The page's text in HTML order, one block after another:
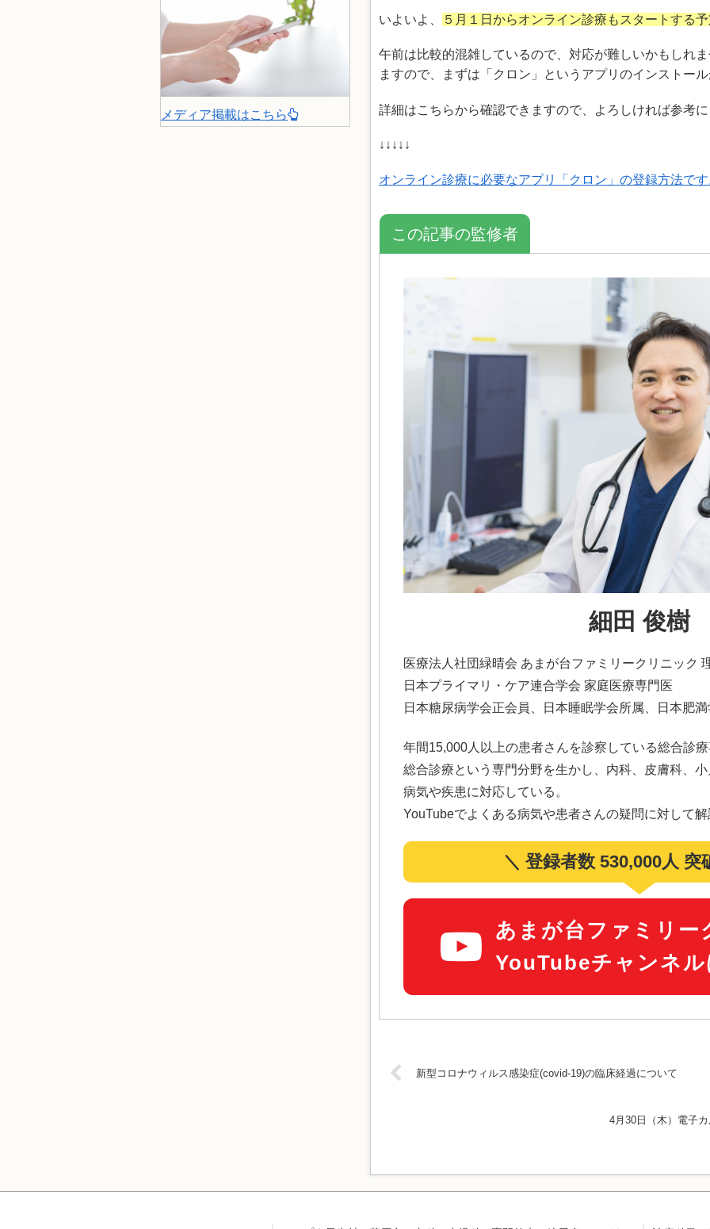
いよいよ、 ５月１日からオンライン診療もスタートする
午前は比較的混雑しているので、対応が難しいかもしれ
ますので、まずは「クロン」というアプリのインストー
詳細はこちらから確認できますので、よろしければ参考
↓↓↓↓↓
オンライン診療に必要なアプリ「クロン」の登録方法で
この記事の監修者
細田 俊樹
医療法人社団緑晴会 あまが台ファミリークリニック
日本プライマリ・ケア連合学会 家庭医療専門医
日本糖尿病学会正会員、日本睡眠学会所属、日本肥
年間15,000人以上の患者さんを診察している総合診
総合診療という専門分野を生かし、内科、皮膚科、
病気や疾患に対応している。
YouTubeでよくある病気や患者さんの疑問に対して
＼ 登録者数 530,000人 突
あまが台ファミリー
YouTubeチャンネ
新型コロナウィルス感染症(covid-19)の臨床経過について
4月30日（木）電子
メディア掲載はこちら